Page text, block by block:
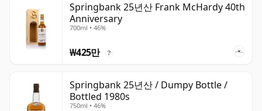
Springbank 25년산 Frank McHardy 40th
Anniversary
700ml • 46%
₩425만 ?
Springbank 25년산 / Dumpy Bottle /
Bottled 1980s
750ml • 46%